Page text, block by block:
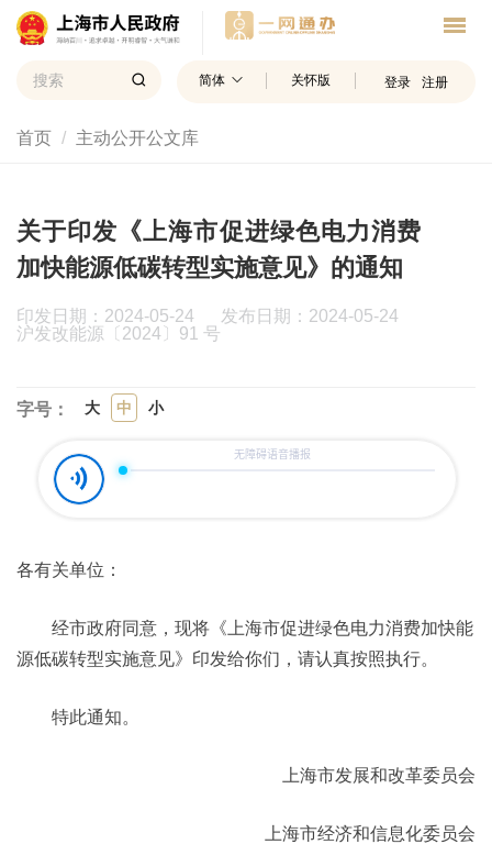
简体 关怀版 登录 注册
首页 主动公开公文库
关于印发《上海市促进绿色电力消费
加快能源低碳转型实施意见》的通知
印发日期：2024-05-24 发布日期：2024-05-24
沪发改能源〔2024〕91 号
字号： 大 中 小
各有关单位：
经市政府同意，现将《上海市促进绿色电力消费加快能
源低碳转型实施意见》印发给你们，请认真按照执行。
特此通知。
上海市发展和改革委员会
上海市经济和信息化委员会